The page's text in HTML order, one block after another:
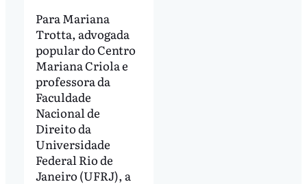
Para Mariana
Trotta, advogada
popular do Centro
Mariana Criola e
professora da
Faculdade
Nacional de
Direito da
Universidade
Federal Rio de
Janeiro (UFRJ), a